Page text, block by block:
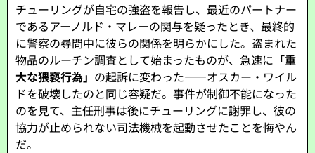
チューリングが自宅の強盗を報告し、最近のパートナー
であるアーノルド・マレーの関与を疑ったとき、最終的
に警察の尋問中に彼らの関係を明らかにした。盗まれた
物品のルーチン調査として始まったものが、急速に 「重
大な猥褻行為」 の起訴に変わった——オスカー・ワイル
ドを破壊したのと同じ容疑だ。事件が制御不能になった
のを見て、主任刑事は後にチューリングに謝罪し、彼の
協力が止められない司法機械を起動させたことを悔やん
だ。